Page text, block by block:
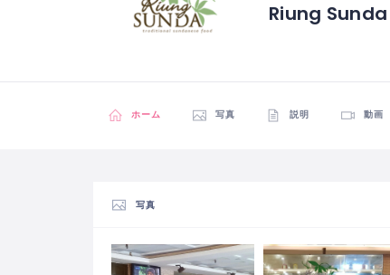
Riung
ホーム 写真 説明 動画
写真